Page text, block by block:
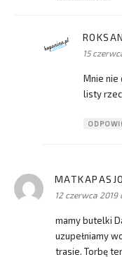
15
Mnie nie
listy
12 czerwca 2019
mamy butelki
uzupełniamy
trasie. Torbę